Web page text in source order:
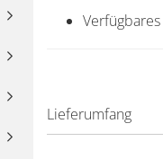
Lieferumfang